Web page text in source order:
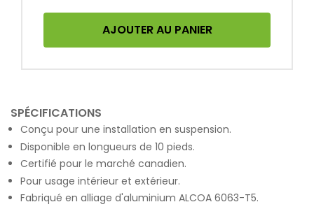
AJOUTER AU PANIER
SPÉCIFICATIONS
Conçu pour une installation en suspension.
Disponible en longueurs de 10 pieds.
Certifié pour le marché canadien.
Pour usage intérieur et extérieur.
Fabriqué en alliage d'aluminium ALCOA 6063-T5.